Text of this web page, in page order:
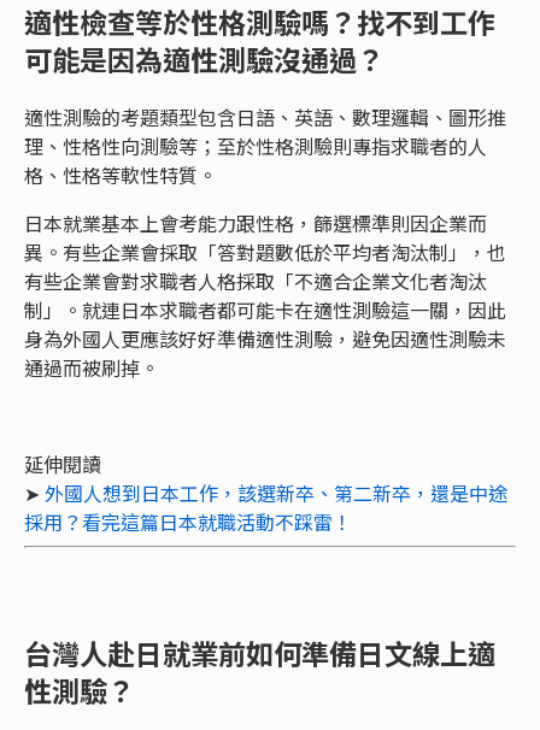
適性檢查等於性格測驗嗎？找不到工作
可能是因為適性測驗沒通過？
適性測驗的考題類型包含日語、英語、數理邏輯、圖形推
理、性格性向測驗等；至於性格測驗則專指求職者的人
格、性格等軟性特質。
日本就業基本上會考能力跟性格，篩選標準則因企業而
異。有些企業會採取「答對題數低於平均者淘汰制」，也
有些企業會對求職者人格採取「不適合企業文化者淘汰
制」。就連日本求職者都可能卡在適性測驗這一關，因此
身為外國人更應該好好準備適性測驗，避免因適性測驗未
通過而被刷掉。
延伸閱讀
➤ 外國人想到日本工作，該選新卒、第二新卒，還是中途
採用？看完這篇日本就職活動不踩雷！
台灣人赴日就業前如何準備日文線上適
性測驗？